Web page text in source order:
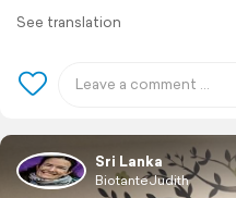
See translation
Sri Lanka
BiotanteJudith